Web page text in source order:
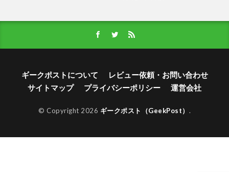
ギークポストについて
レビュー依頼・お問い合わせ
サイトマップ
プライバシーポリシー 運営会社
© Copyright 2026 ギークポスト（GeekPost） .